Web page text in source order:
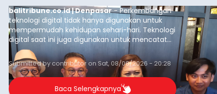
balitribune.co.id | Denpasar- Perkembangan
teknologi digital tidak hanya digunakan untuk
mempermudah kehidupan sehari-hari. Teknologi
digital saat ini juga digunakan untuk mencatat
dan mengelola data base alumni dari suatu
sekolah, salah satunya adalah alumni SMA 1
Denpasar.
Submitted bycontributoron Sat, 08/08/2026 - 20:28
Baca Selengkapnya